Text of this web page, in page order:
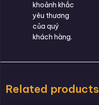
khoảnh khắc
yêu thương
của quý
khách hàng.
Related products